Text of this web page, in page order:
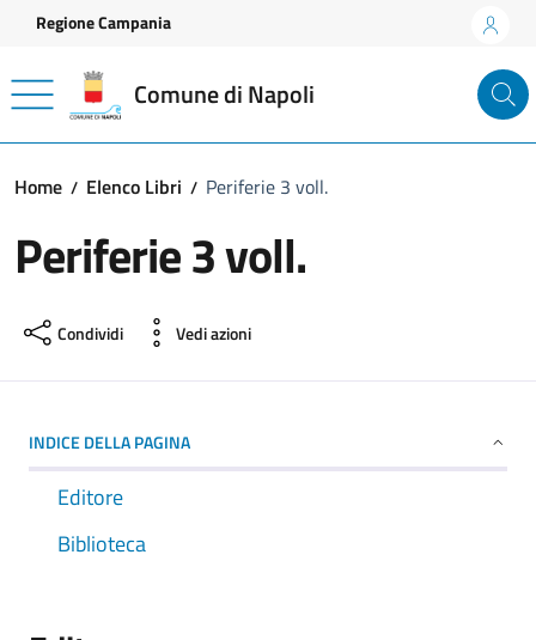
Vai ai contenuti
Vai al footer
Regione Campania
Comune di Napoli
Home Elenco Libri Periferie 3 voll.
Periferie 3 voll.
Condividi Vedi azioni
INDICE DELLA PAGINA
Editore
Biblioteca